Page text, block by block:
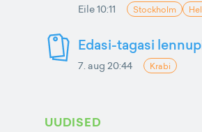
Eile 10:11 Stockholm
Edasi-tagasi
7. aug 20:44 Krabi
UUDISED